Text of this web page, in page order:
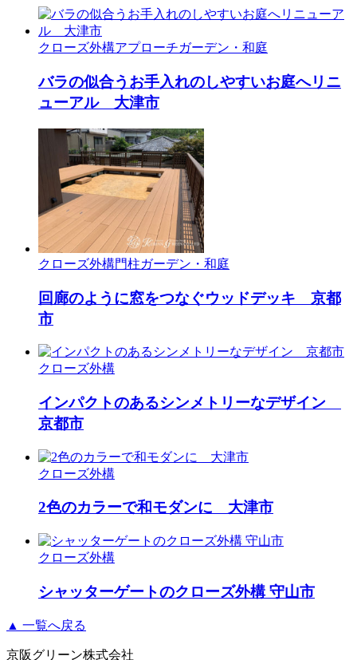
クローズ外構アプローチガーデン・和庭
バラの似合うお手入れのしやすいお庭へリニ
ューアル 大津市
クローズ外構門柱ガーデン・和庭
回廊のように窓をつなぐウッドデッキ 京都
市
クローズ外構
インパクトのあるシンメトリーなデザイン
京都市
クローズ外構
2色のカラーで和モダンに 大津市
クローズ外構
シャッターゲートのクローズ外構 守山市
▲ 一覧へ戻る
京阪グリーン株式会社